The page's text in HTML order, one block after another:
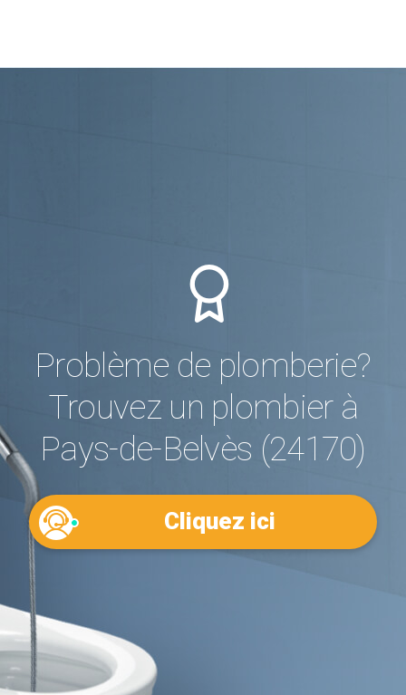
Problème de plomberie?
Trouvez un plombier à
Pays-de-Belvès (24170)
Cliquez ici